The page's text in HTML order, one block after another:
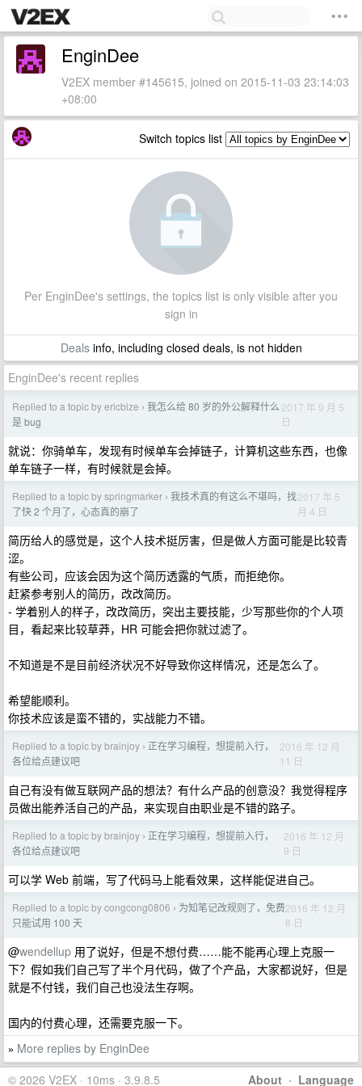
EnginDee
V2EX member #145615, joined on 2015-11-03 23:14:03
+08:00
Switch topics list
Per EnginDee's settings, the topics list is only visible after you
sign in
Dealsinfo, including closed deals, is not hidden
EnginDee's recent replies
Replied to a topic by ericbize › 我怎么给 80 岁的外公解释什么
是 bug
2017 年 9 月 5
日
就说：你骑单车，发现有时候单车会掉链子，计算机这些东西，也像
单车链子一样，有时候就是会掉。
Replied to a topic by springmarker › 我技术真的有这么不堪吗，找
了快 2 个月了，心态真的崩了
2017 年 5
月 4 日
简历给人的感觉是，这个人技术挺厉害，但是做人方面可能是比较青
涩。
有些公司，应该会因为这个简历透露的气质，而拒绝你。
赶紧参考别人的简历，改改简历。
- 学着别人的样子，改改简历，突出主要技能，少写那些你的个人项
目，看起来比较草莽，HR 可能会把你就过滤了。
不知道是不是目前经济状况不好导致你这样情况，还是怎么了。
希望能顺利。
你技术应该是蛮不错的，实战能力不错。
Replied to a topic by brainjoy › 正在学习编程，想提前入行，
各位给点建议吧
2016 年 12 月
11 日
自己有没有做互联网产品的想法？有什么产品的创意没？我觉得程序
员做出能养活自己的产品，来实现自由职业是不错的路子。
Replied to a topic by brainjoy › 正在学习编程，想提前入行，
各位给点建议吧
2016 年 12 月
9 日
可以学 Web 前端，写了代码马上能看效果，这样能促进自己。
Replied to a topic by congcong0806 › 为知笔记改规则了，免费
只能试用 100 天
2016 年 12 月
8 日
@wendellup 用了说好，但是不想付费……能不能再心理上克服一
下？假如我们自己写了半个月代码，做了个产品，大家都说好，但是
就是不付钱，我们自己也没法生存啊。
国内的付费心理，还需要克服一下。
» More replies by EnginDee
About · Language
© 2026 V2EX · 10ms · 3.9.8.5